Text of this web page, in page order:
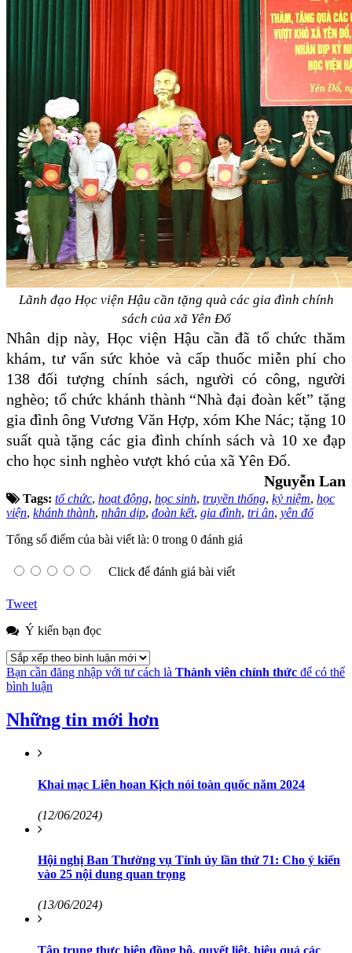
Lãnh đạo Học viện Hậu cần tặng quà các gia đình chính
sách của xã Yên Đổ
Nhân dịp này, Học viện Hậu cần đã tổ chức thăm
khám, tư vấn sức khỏe và cấp thuốc miễn phí cho
138 đối tượng chính sách, người có công, người
nghèo; tổ chức khánh thành “Nhà đại đoàn kết” tặng
gia đình ông Vương Văn Hợp, xóm Khe Nác; tặng 10
suất quà tặng các gia đình chính sách và 10 xe đạp
cho học sinh nghèo vượt khó của xã Yên Đổ.
Nguyễn Lan
Tags: tổ chức, hoạt động, học sinh, truyền thống, kỷ niệm, học
viện, khánh thành, nhân dịp, đoàn kết, gia đình, tri ân, yên đổ
Tổng số điểm của bài viết là: 0 trong 0 đánh giá
Click để đánh giá bài viết
Tweet
Ý kiến bạn đọc
Bạn cần đăng nhập với tư cách là Thành viên chính thức để có thể
bình luận
Những tin mới hơn
Khai mạc Liên hoan Kịch nói toàn quốc năm 2024
(12/06/2024)
Hội nghị Ban Thường vụ Tỉnh ủy lần thứ 71: Cho ý kiến
vào 25 nội dung quan trọng
(13/06/2024)
Tập trung thực hiện đồng bộ, quyết liệt, hiệu quả các